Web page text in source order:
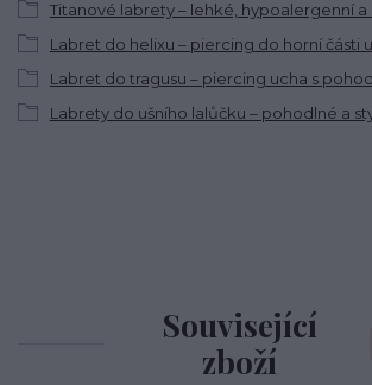
Titanové labrety – lehké, hypoalergenní
Labret do helixu – piercing do horní části
Labret do tragusu – piercing ucha s
Labrety do ušního lalůčku – pohodlné a
Související
zboží